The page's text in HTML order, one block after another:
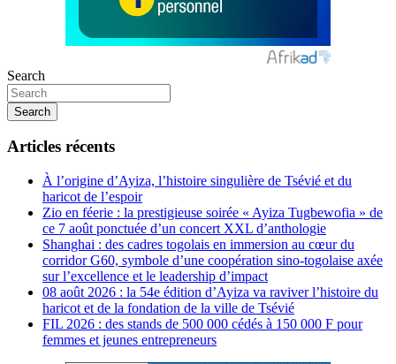
Search
Search
Articles récents
À l’origine d’Ayiza, l’histoire singulière de Tsévié et du
haricot de l’espoir
Zio en féerie : la prestigieuse soirée « Ayiza Tugbewofia » de
ce 7 août ponctuée d’un concert XXL d’anthologie
Shanghai : des cadres togolais en immersion au cœur du
corridor G60, symbole d’une coopération sino-togolaise axée
sur l’excellence et le leadership d’impact
08 août 2026 : la 54e édition d’Ayiza va raviver l’histoire du
haricot et de la fondation de la ville de Tsévié
FIL 2026 : des stands de 500 000 cédés à 150 000 F pour
femmes et jeunes entrepreneurs